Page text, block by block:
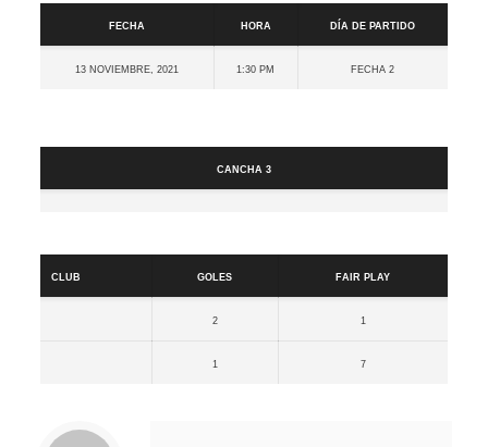
Fecha
Hora Día de partido
13 noviembre, 2021 1:30 pm Fecha 2
Cancha 3
Club
Goles Fair Play
2 1
1 7